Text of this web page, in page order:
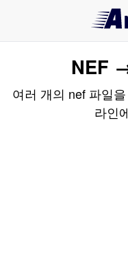
NEF
여러 개의 nef 파일
라인